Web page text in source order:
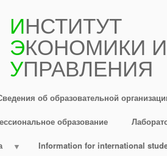
ИНСТИТУТ
ЭКОНОМИКИ И
УПРАВЛЕНИЯ
об образовательной
образование
Information for international